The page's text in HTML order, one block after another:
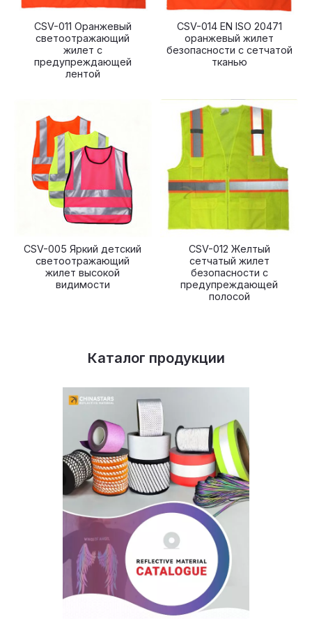
CSV-011 Оранжевый
светоотражающий
жилет с
предупреждающей
лентой
CSV-014 EN ISO 20471
оранжевый жилет
безопасности с сетчатой
​​тканью
CSV-005 Яркий детский
светоотражающий
жилет высокой
видимости
CSV-012 Желтый
сетчатый жилет
безопасности с
предупреждающей
полосой
Каталог продукции